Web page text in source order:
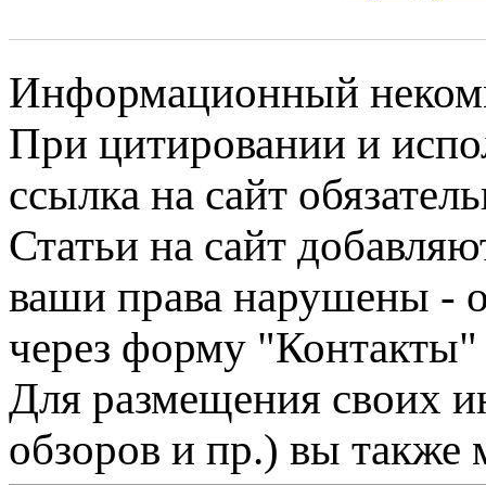
Информационный
При цитировании и
ссылка на сайт
Статьи на сайт
ваши права нарушены -
через форму "Контакты"
Для размещения своих
обзоров и пр.) вы также